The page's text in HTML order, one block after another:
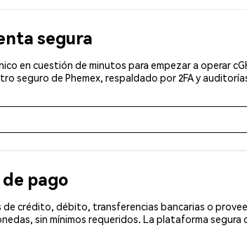
segura
en cuestión de minutos para empezar a operar
seguro de Phemex, respaldado por 2FA y
pago
crédito, débito, transferencias bancarias o
sin mínimos requeridos. La plataforma segura